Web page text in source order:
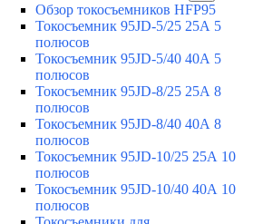
Обзор токосъемников HFP95
Токосъемник 95JD-5/25 25А 5
полюсов
Токосъемник 95JD-5/40 40А 5
полюсов
Токосъемник 95JD-8/25 25А 8
полюсов
Токосъемник 95JD-8/40 40А 8
полюсов
Токосъемник 95JD-10/25 25А 10
полюсов
Токосъемник 95JD-10/40 40А 10
полюсов